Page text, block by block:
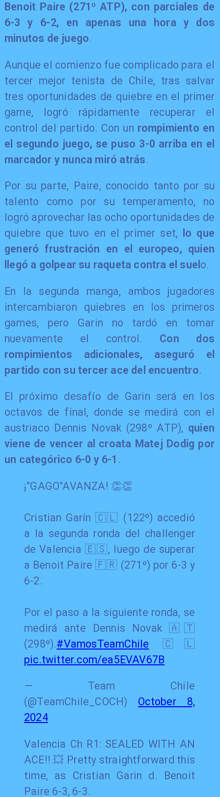
Benoit Paire (271º ATP), con parciales de
6-3 y 6-2, en apenas una hora y dos
minutos de juego.
Aunque el comienzo fue complicado para el
tercer mejor tenista de Chile, tras salvar
tres oportunidades de quiebre en el primer
game, logró rápidamente recuperar el
control del partido. Con un rompimiento en
el segundo juego, se puso 3-0 arriba en el
marcador y nunca miró atrás.
Por su parte, Paire, conocido tanto por su
talento como por su temperamento, no
logró aprovechar las ocho oportunidades de
quiebre que tuvo en el primer set,
lo que
generó frustración en el europeo, quien
llegó a golpear su raqueta contra el suel o.
En la segunda manga, ambos jugadores
intercambiaron quiebres en los primeros
games, pero Garin no tardó en tomar
nuevamente el control. Con dos
rompimientos adicionales, aseguró el
partido con su tercer ace del encuentro.
El próximo desafío de Garin será en los
octavos de final, donde se medirá con el
austriaco Dennis Novak (298º ATP), quien
viene de vencer al croata Matej Dodig por
un categórico 6-0 y 6-1 .
¡"GAGO"AVANZA! 👏👏
Cristian Garín 🇨🇱 (122º) accedió
a la segunda ronda del challenger
de Valencia 🇪🇸, luego de superar
a Benoit Paire 🇫🇷 (271º) por 6-3 y
6-2.
Por el paso a la siguiente ronda, se
medirá ante Dennis Novak 🇦🇹
(298º).#VamosTeamChile 🇨🇱
pic.twitter.com/ea5EVAV67B
— Team Chile
(@TeamChile_COCH) October 8,
2024
Valencia Ch R1: SEALED WITH AN
ACE!! 💥 Pretty straightforward this
time, as Cristian Garin d. Benoit
Paire 6-3, 6-3.